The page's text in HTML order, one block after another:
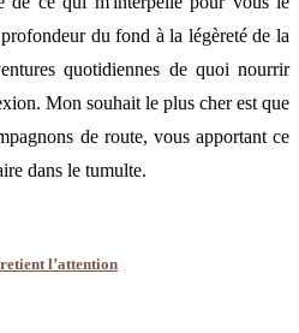
du fond à la légèreté de la
quotidiennes de quoi nourrir
Mon souhait le plus cher est que
de route, vous apportant ce
dans le tumulte.
l’attention